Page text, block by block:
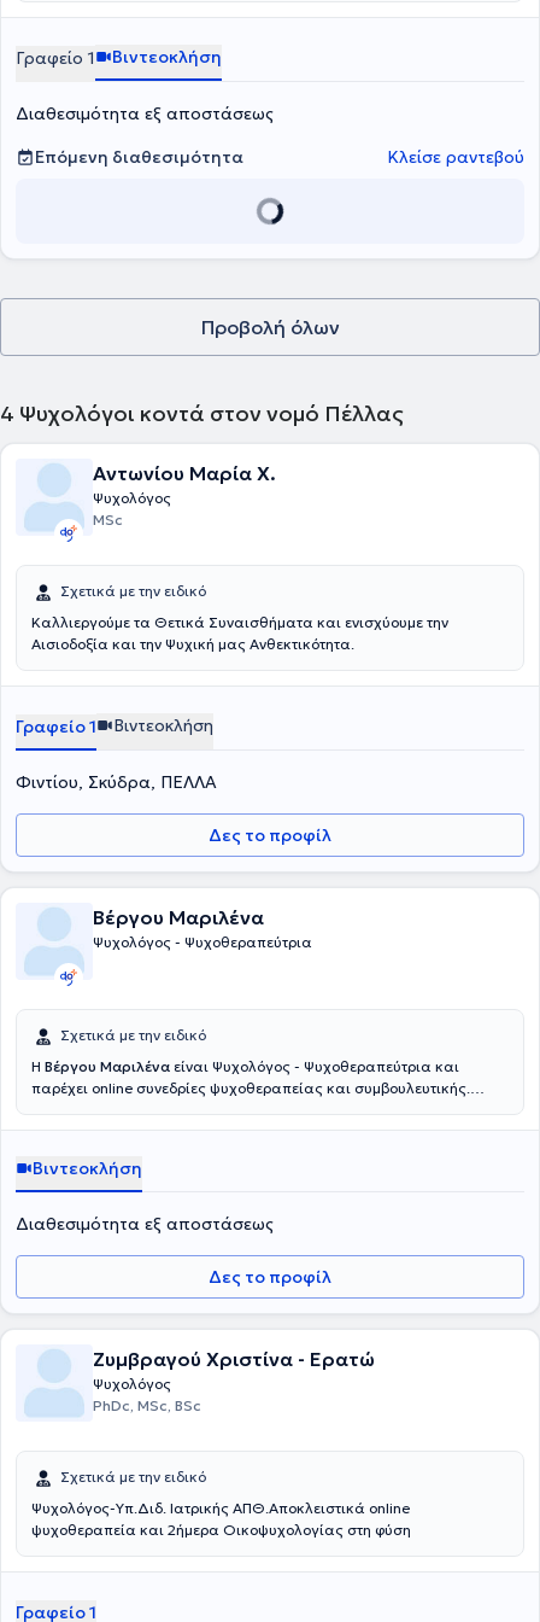
Γραφείο 1 Βιντεοκλήση
Διαθεσιμότητα εξ αποστάσεως
Επόμενη διαθεσιμότητα
Κλείσε ραντεβού
Προβολή όλων
4 Ψυχολόγοι κοντά στον νομό Πέλλας
Αντωνίου Μαρία Χ.
Ψυχολόγος
MSc
Σχετικά με την ειδικό
Καλλιεργούμε τα Θετικά Συναισθήματα και ενισχύουμε την
Αισιοδοξία και την Ψυχική μας Ανθεκτικότητα.
Γραφείο 1 Βιντεοκλήση
Φιντίου, Σκύδρα, ΠΕΛΛΑ
Δες το προφίλ
Βέργου Μαριλένα
Ψυχολόγος - Ψυχοθεραπεύτρια
Σχετικά με την ειδικό
Η Βέργου Μαριλένα είναι Ψυχολόγος - Ψυχοθεραπεύτρια και
παρέχει online συνεδρίες ψυχοθεραπείας και συμβουλευτικής.
Πανεπιστημίου Θεσσαλονίκης και Εκπαιδευόμενη στη Συστημική
και Θεραπείας Θεσσαλονίκης.
Βιντεοκλήση
Διαθεσιμότητα εξ αποστάσεως
Δες το προφίλ
Ζυμβραγού Χριστίνα - Ερατώ
Ψυχολόγος
PhDc, MSc, BSc
Σχετικά με την ειδικό
Ψυχολόγος-Υπ.Διδ. Ιατρικής ΑΠΘ.Αποκλειστικά online
ψυχοθεραπεία και 2ήμερα Οικοψυχολογίας στη φύση
Γραφείο 1